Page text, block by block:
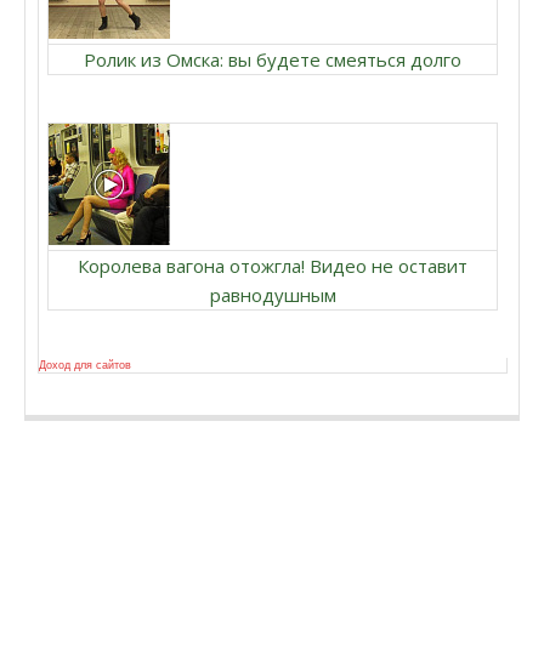
Ролик из Омска: вы будете смеяться долго
Королева вагона отожгла! Видео не оставит
равнодушным
Доход для сайтов